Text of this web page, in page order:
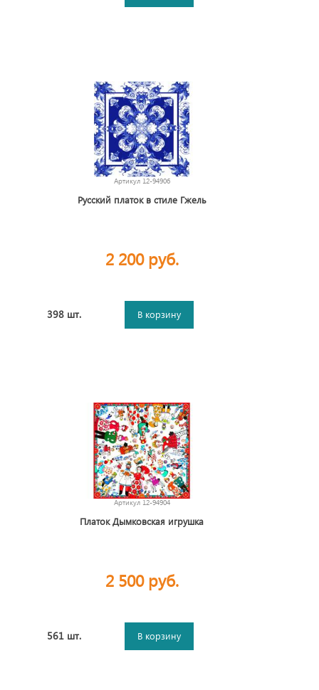
Артикул 12-94906
Русский платок в стиле Гжель
2 200 руб.
398 шт. В корзину
Артикул 12-94904
Платок Дымковская игрушка
2 500 руб.
561 шт. В корзину